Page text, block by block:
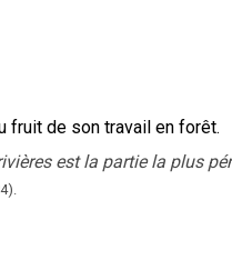
fruit de son travail en forêt.
est la partie la plus